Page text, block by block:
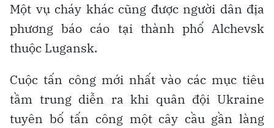
Một vụ cháy khác cũng được người dân địa
phương báo cáo tại thành phố Alchevsk
thuộc Lugansk.
Cuộc tấn công mới nhất vào các mục tiêu
tầm trung diễn ra khi quân đội Ukraine
tuyên bố tấn công một cây cầu gần làng